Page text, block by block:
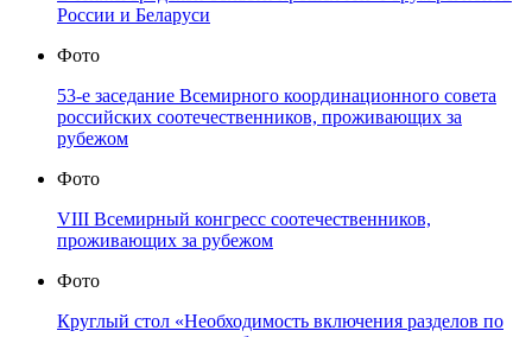
России и Беларуси
Фото
53-е заседание Всемирного координационного совета
российских соотечественников, проживающих за
рубежом
Фото
VIII Всемирный конгресс соотечественников,
проживающих за рубежом
Фото
Круглый стол «Необходимость включения разделов по